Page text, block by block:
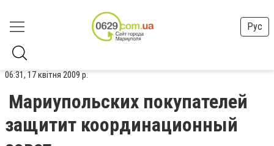
Рус
06:31, 17 квітня 2009 р.
Мариупольских покупателей
защитит координационный